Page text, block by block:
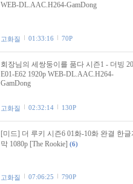
WEB-DL.AAC.H264-GamDong
고화질 01:33:16 70P
회장님의 세쌍둥이를 품다 시즌1 - 더빙
E01-E62 1920p WEB-DL.AAC.H264-
GamDong
고화질 02:32:14 130P
[미드] 더 루키 시즌6 01화-10화 완결 한글
막 1080p [The Rookie] (6)
고화질 07:06:25 790P